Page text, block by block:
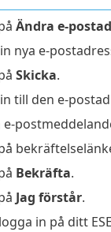
Ändra e-
nya e-
Skicka.
till den e-
e-
Bekräfta.
Jag förstår.
in på ditt